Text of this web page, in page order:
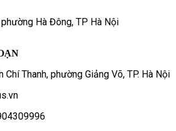
Hà Đông, TP Hà Nội
Thanh, phường Giảng Võ, TP. Hà Nội